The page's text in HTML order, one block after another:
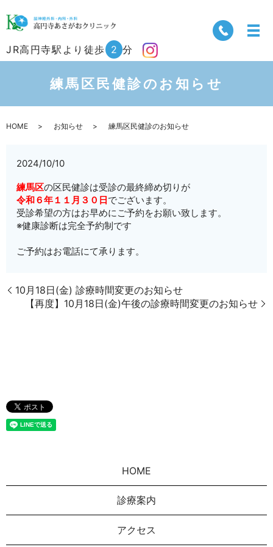
JR高円寺駅より徒歩 2 分
練馬区民健診のお知らせ
HOME お知らせ 練馬区民健診のお知らせ
2024/10/10
練馬区の区民健診は受診の最終締め切りが
令和６年１１月３０日でございます。
受診希望の方はお早めにご予約をお願い致します。
※健康診断は完全予約制です
ご予約はお電話にて承ります。
10月18日(金) 診療時間変更のお知らせ
【再度】10月18日(金)午後の診療時間変更のお知らせ
HOME
診療案内
アクセス